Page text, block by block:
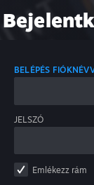
BELÉPÉS
JELSZÓ
Emlékezz rám